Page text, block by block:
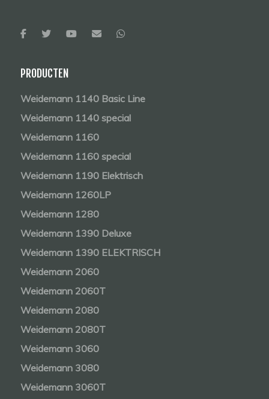
PRODUCTEN
Weidemann 1140 Basic Line
Weidemann 1140 special
Weidemann 1160
Weidemann 1160 special
Weidemann 1190 Elektrisch
Weidemann 1260LP
Weidemann 1280
Weidemann 1390 Deluxe
Weidemann 1390 ELEKTRISCH
Weidemann 2060
Weidemann 2060T
Weidemann 2080
Weidemann 2080T
Weidemann 3060
Weidemann 3080
Weidemann 3060T